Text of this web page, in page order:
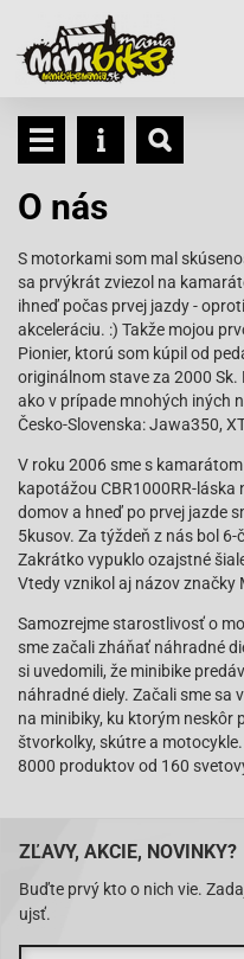
O nás
S motorkami som mal
sa prvýkrát zviezol na
ihneď počas prvej jazdy -
akceleráciu. :) Takže mojou
Pionier, ktorú som kúpil od
originálnom stave za 2000
ako v prípade mnohých iných
Česko-Slovenska: Jawa350,
V roku 2006 sme s
kapotážou CBR1000RR-
domov a hneď po prvej jazde
5kusov. Za týždeň z nás bol
Zakrátko vypuklo ozajstné
Vtedy vznikol aj názov značky
Samozrejme starostlivosť o
sme začali zháňať náhradné
si uvedomili, že minibike
náhradné diely. Začali sme sa
na minibiky, ku ktorým neskôr
štvorkolky, skútre a
8000 produktov od 160
ZĽAVY, AKCIE, NOVINKY?
Buďte prvý kto o nich vie.
ujsť.